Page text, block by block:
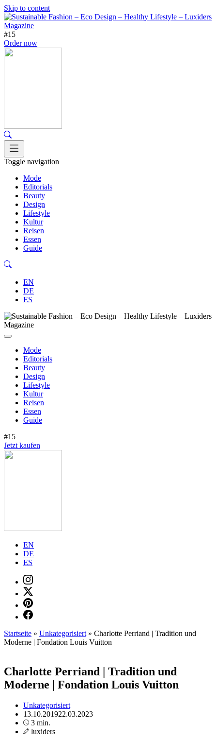
Skip to content
#15
Order now
Toggle navigation
Mode
Editorials
Beauty
Design
Lifestyle
Kultur
Reisen
Essen
Guide
EN
DE
ES
Mode
Editorials
Beauty
Design
Lifestyle
Kultur
Reisen
Essen
Guide
#15
Jetzt kaufen
EN
DE
ES
Startseite » Unkategorisiert » Charlotte Perriand | Tradition und
Moderne | Fondation Louis Vuitton
Charlotte Perriand | Tradition und
Moderne | Fondation Louis Vuitton
Unkategorisiert
13.10.201922.03.2023
3 min.
luxiders